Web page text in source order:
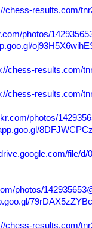
chess-results.com/
photos/
chess-results.com/
chess-results.com/
photos/
file/
photos/
chess-results.com/